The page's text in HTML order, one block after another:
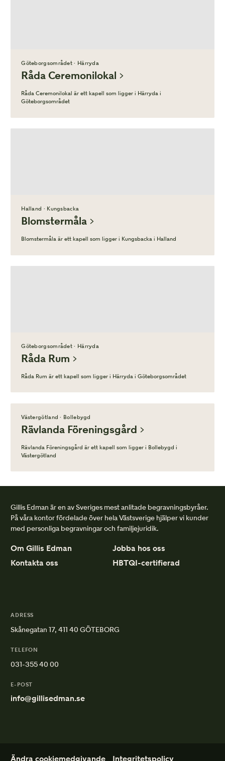
Göteborgsområdet · Härryda
Råda Ceremonilokal
Råda Ceremonilokal är ett kapell som ligger i Härryda i
Göteborgsområdet
Halland · Kungsbacka
Blomstermåla
Blomstermåla är ett kapell som ligger i Kungsbacka i Halland
Göteborgsområdet · Härryda
Råda Rum
Råda Rum är ett kapell som ligger i Härryda i Göteborgsområdet
Västergötland · Bollebygd
Rävlanda Föreningsgård
Rävlanda Föreningsgård är ett kapell som ligger i Bollebygd i
Västergötland
Gillis Edman är en av Sveriges mest anlitade begravningsbyråer.
På våra kontor fördelade över hela Västsverige hjälper vi kunder
med personliga begravningar och familjejuridik.
Om Gillis Edman
Jobba hos oss
Kontakta oss
HBTQI-certifierad
ADRESS
Skånegatan 17, 411 40 GÖTEBORG
TELEFON
031-355 40 00
E-POST
info@gillisedman.se
Ändra cookiemedgivande Integritetspolicy